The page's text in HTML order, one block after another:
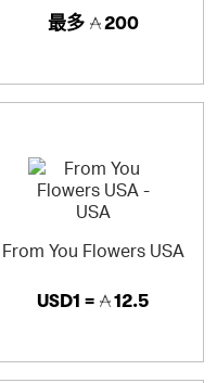
最多 200
From You Flowers USA
USD1 = 12.5